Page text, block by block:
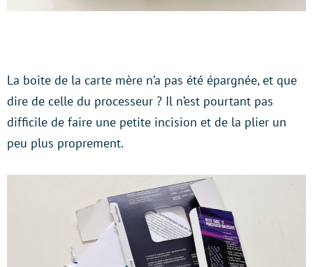
La boite de la carte mère n’a pas été épargnée, et que
dire de celle du processeur ? Il n’est pourtant pas
difficile de faire une petite incision et de la plier un
peu plus proprement.